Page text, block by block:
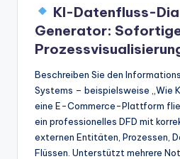
KI-Datenfluss-
Generator:
Beschreiben Sie den
Systems – beispielsweise „Wie
eine E-Commerce-Plattform
ein professionelles DFD mit
externen Entitäten, Prozessen,
Flüssen. Unterstützt mehrere